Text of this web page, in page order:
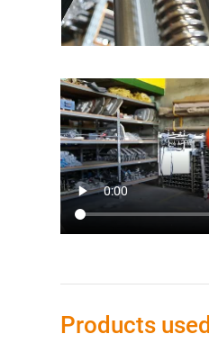
Products used